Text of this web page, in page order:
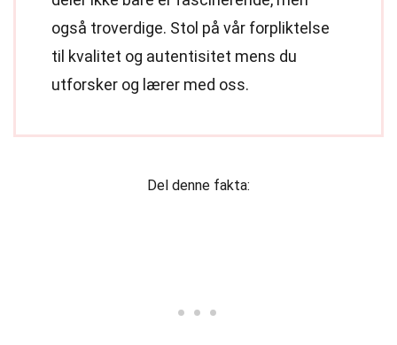
også troverdige. Stol på vår forpliktelse
til kvalitet og autentisitet mens du
utforsker og lærer med oss.
Del denne fakta: